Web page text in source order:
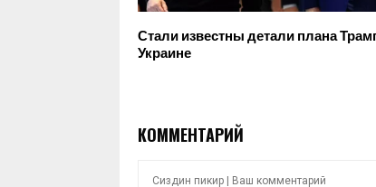
Стали известны детали плана
Украине
КОММЕНТАРИЙ